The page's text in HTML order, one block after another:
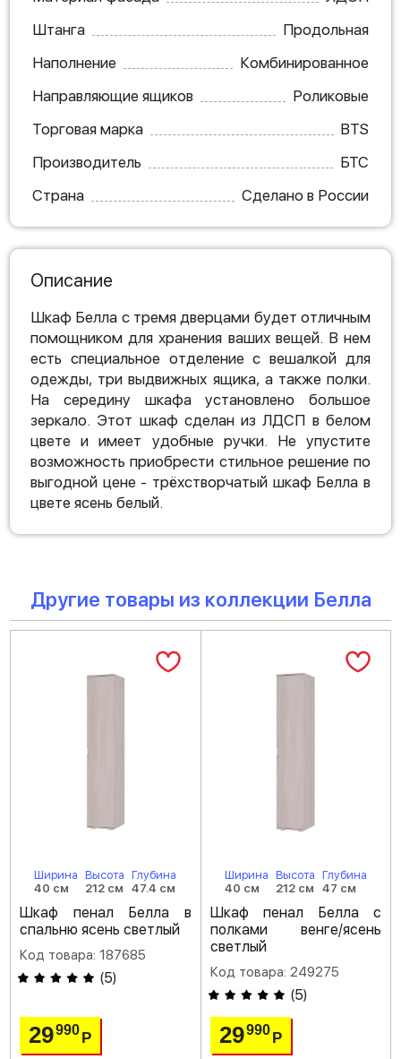
Штанга
Продольная
Наполнение
Комбинированное
Направляющие ящиков
Роликовые
Торговая марка
BTS
Производитель
БТС
Страна
Сделано в России
Описание
Шкаф Белла с тремя дверцами будет отличным
помощником для хранения ваших вещей. В нем
есть специальное отделение с вешалкой для
одежды, три выдвижных ящика, а также полки.
На середину шкафа установлено большое
зеркало. Этот шкаф сделан из ЛДСП в белом
цвете и имеет удобные ручки. Не упустите
возможность приобрести стильное решение по
выгодной цене - трёхстворчатый шкаф Белла в
цвете ясень белый.
Другие товары из коллекции Белла
Ширина
40 см
Высота
212 см
Глубина
47.4 см
Шкаф пенал Белла в
спальню ясень светлый
Код товара: 187685
(5)
29990Р
Ширина
40 см
Высота
212 см
Глубина
47 см
Шкаф пенал Белла с
полками венге/ясень
светлый
Код товара: 249275
(5)
29990 Р